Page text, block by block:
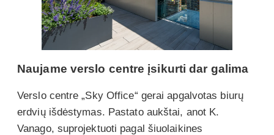
Naujame verslo centre įsikurti dar galima
Verslo centre „Sky Office“ gerai apgalvotas biurų
erdvių išdėstymas. Pastato aukštai, anot K.
Vanago, suprojektuoti pagal šiuolaikines